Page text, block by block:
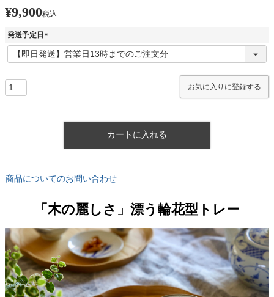
¥9,900税込
発送予定日
(
必
お気に入りに登録する
カートに入れる
商品についてのお問い合わせ
「木の麗しさ」漂う輪花型トレー